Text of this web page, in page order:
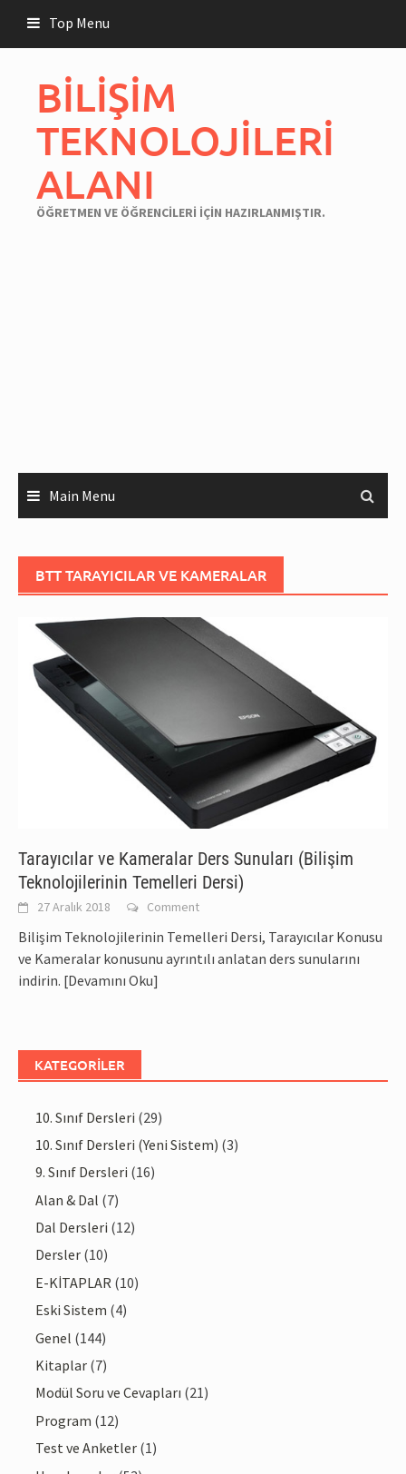
content
Top Menu
BİLİŞİM
TEKNOLOJİLERİ
ALANI
ÖĞRETMEN VE ÖĞRENCİLERİ İÇİN HAZIRLANMIŞTIR.
Main Menu
BTT TARAYICILAR VE KAMERALAR
Tarayıcılar ve Kameralar Ders Sunuları (Bilişim
Teknolojilerinin Temelleri Dersi)
27 Aralık 2018 Comment
Bilişim Teknolojilerinin Temelleri Dersi, Tarayıcılar Konusu
ve Kameralar konusunu ayrıntılı anlatan ders sunularını
indirin. [Devamını Oku]
KATEGORILER
10. Sınıf Dersleri (29)
10. Sınıf Dersleri (Yeni Sistem) (3)
9. Sınıf Dersleri (16)
Alan & Dal (7)
Dal Dersleri (12)
Dersler (10)
E-KİTAPLAR (10)
Eski Sistem (4)
Genel (144)
Kitaplar (7)
Modül Soru ve Cevapları (21)
Program (12)
Test ve Anketler (1)